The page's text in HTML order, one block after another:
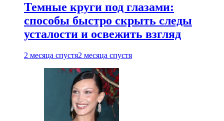
Темные круги под глазами:
способы быстро скрыть следы
усталости и освежить взгляд
2 месяца спустя2 месяца спустя